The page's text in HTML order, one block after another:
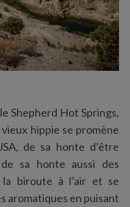
Shepherd Hot Springs,
hippie se promène
de sa honte d’être
sa honte aussi des
biroute à l’air et se
aromatiques en puisant